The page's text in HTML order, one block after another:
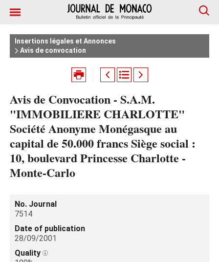
Insertions légales et Annonces
Avis de convocation
Avis de Convocation - S.A.M.
"IMMOBILIERE CHARLOTTE"
Société Anonyme Monégasque au
capital de 50.000 francs Siège social :
10, boulevard Princesse Charlotte -
Monte-Carlo
No. Journal
7514
Date of publication
28/09/2001
Quality